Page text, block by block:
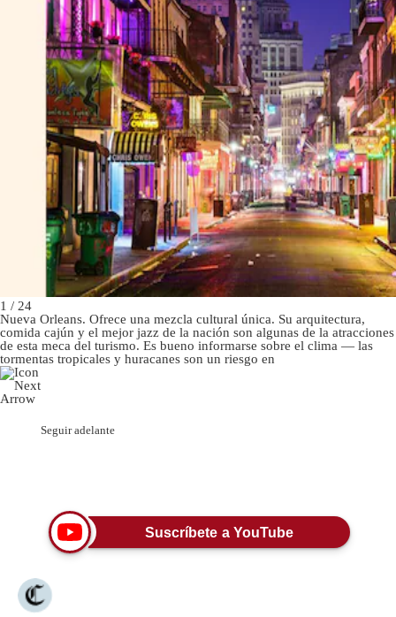
gestion.pe
¿quiénes
Somos?
Términos
Condiciones
Política
Privacidad
Politica
Cookies
Preguntas
Frecuentes
1 / 24
Nueva Orleans. Ofrece una mezcla cultural única. Su arquitectura,
comida cajún y el mejor jazz de la nación son algunas de la atracciones
de esta meca del turismo. Es bueno informarse sobre el clima — las
tormentas tropicales y huracanes son un riesgo en
Seguir adelante
Suscríbete a YouTube